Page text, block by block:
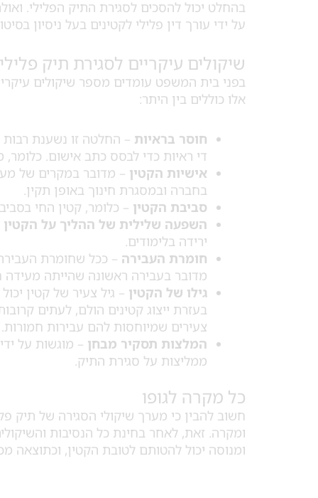
בהחלט יכול להסכים לסגירת התיק הפלילי.
על ידי עורך דין פלילי לקטינים בעל ניסיון
שיקולים עיקריים לסגירת תיק
בפני בית המשפט עומדים מספר שיקולים
אלו כוללים בין היתר:
חוסר בראיות – החלטה זו נשענת
די ראיות כדי לבסס כתב אישום.
אישיות הקטין – מדובר במקרים של
בחברה ובמסגרת חינוך באופן תקין.
סביבת הקטין – כלומר, קטין החי
השפעה שלילית של ההליך על הקטין
ירידה בלימודים.
חומרת העבירה – ככל שחומרת
מדובר בעבירה ראשונה שהייתה
גילו של הקטין – גיל צעיר של קטין
בעזרת ייצוג קטינים הולם, לעתים
צעירים שמיוחסות להם עבירות חמורות.
המלצות תסקיר מבחן – מוגשות על
ממליצות על סגירת התיק.
כל מקרה לגופו
חשוב להבין כי מערך שיקולי הסגירה של תיק
ומקרה. זאת, לאחר בחינת כל הנסיבות
ומנוסה יכול להטותם לטובת הקטין, וכתוצאה